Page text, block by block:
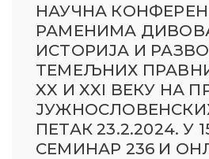
НАУЧНА
РАМЕНИМА
ИСТОРИЈА И
ТЕМЕЉНИХ
XX И XXI ВЕКУ НА
ПЕТАК 23.2.2024. У
СЕМИНАР 236 И